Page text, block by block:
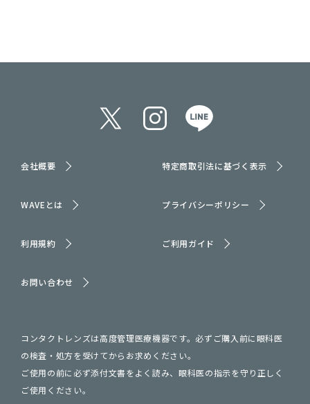
会社概要 特定商取引法に基づく表示
WAVEとは プライバシーポリシー
利用規約 ご利用ガイド
お問い合わせ
コンタクトレンズは高度管理医療機器です。必ずご購入前に眼科医
の検査・処方を受けてからお求めください。
ご使用の前に必ず添付文書をよく読み、眼科医の指示を守り正しく
ご使用ください。